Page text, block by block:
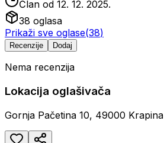
Član od 12. 12. 2025.
38 oglasa
Prikaži sve oglase(38)
Recenzije Dodaj
Nema recenzija
Lokacija oglašivača
Gornja Pačetina 10, 49000 Krapina